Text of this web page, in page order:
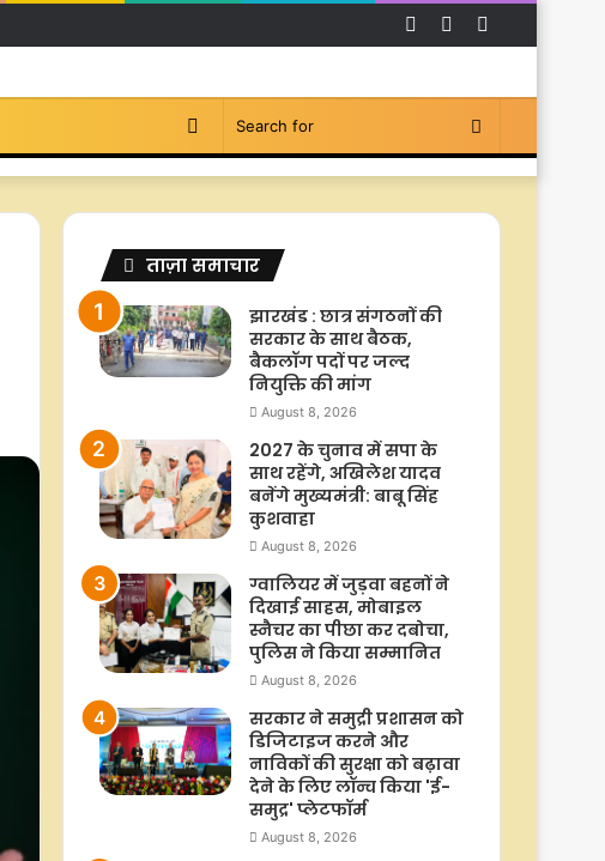
YouTube
Facebook
Search
for
Switch
skin
ताज़ा समाचार
झारखंड : छात्र संगठनों की
सरकार के साथ बैठक,
बैकलॉग पदों पर जल्द
नियुक्ति की मांग
August 8, 2026
2027 के चुनाव में सपा के
साथ रहेंगे, अखिलेश यादव
बनेंगे मुख्यमंत्री: बाबू सिंह
कुशवाहा
August 8, 2026
ग्वालियर में जुड़वा बहनों ने
दिखाई साहस, मोबाइल
स्नैचर का पीछा कर दबोचा,
पुलिस ने किया सम्मानित
August 8, 2026
सरकार ने समुद्री प्रशासन को
डिजिटाइज करने और
नाविकों की सुरक्षा को बढ़ावा
देने के लिए लॉन्च किया 'ई-
समुद्र' प्लेटफॉर्म
August 8, 2026